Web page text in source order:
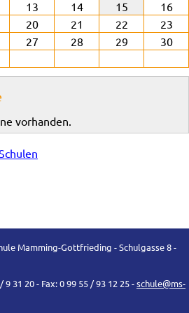
13 14 15
16
20 21 22
23
27 28 29
30
vorhanden.
Mamming-Gottfrieding - Schulgasse 8 -
31 20 - Fax: 0 99 55 / 93 12 25 -schule@ms-